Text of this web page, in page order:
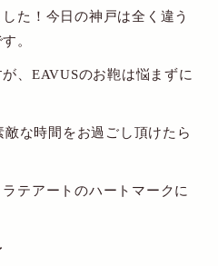
た！今日の神戸は全く違う
。
、EAVUSのお鞄は悩まずに
な時間をお過ごし頂けたら
テアートのハートマークに